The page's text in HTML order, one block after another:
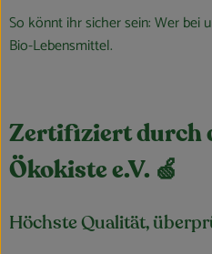
So könnt ihr sicher sein: Wer bei
Bio-Lebensmittel.
Zertifiziert durch
Ökokiste e.V. 🍏
Höchste Qualität,